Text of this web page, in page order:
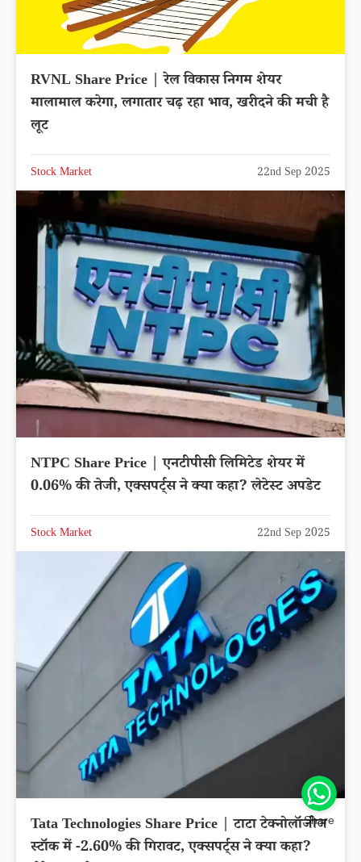
RVNL Share Price | रेल विकास निगम शेयर
मालामाल करेगा, लगातार चढ़ रहा भाव, खरीदने की मची है
लूट
Stock Market 22nd Sep 2025
NTPC Share Price | एनटीपीसी लिमिटेड शेयर में
0.06% की तेजी, एक्सपर्ट्स ने क्या कहा? लेटेस्ट अपडेट
Stock Market 22nd Sep 2025
Tata Technologies Share Price | टाटा टेक्नोलॉजीज
स्टॉक में -2.60% की गिरावट, एक्सपर्ट्स ने क्या कहा?
Share